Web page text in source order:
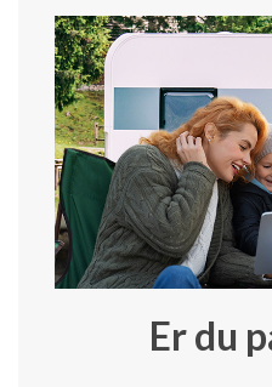
Er du